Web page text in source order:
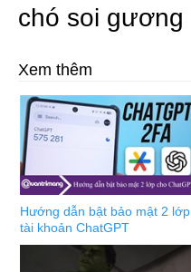
chó soi gương
Xem thêm
Hướng dẫn bật bảo mật 2 lớp
tài khoản ChatGPT